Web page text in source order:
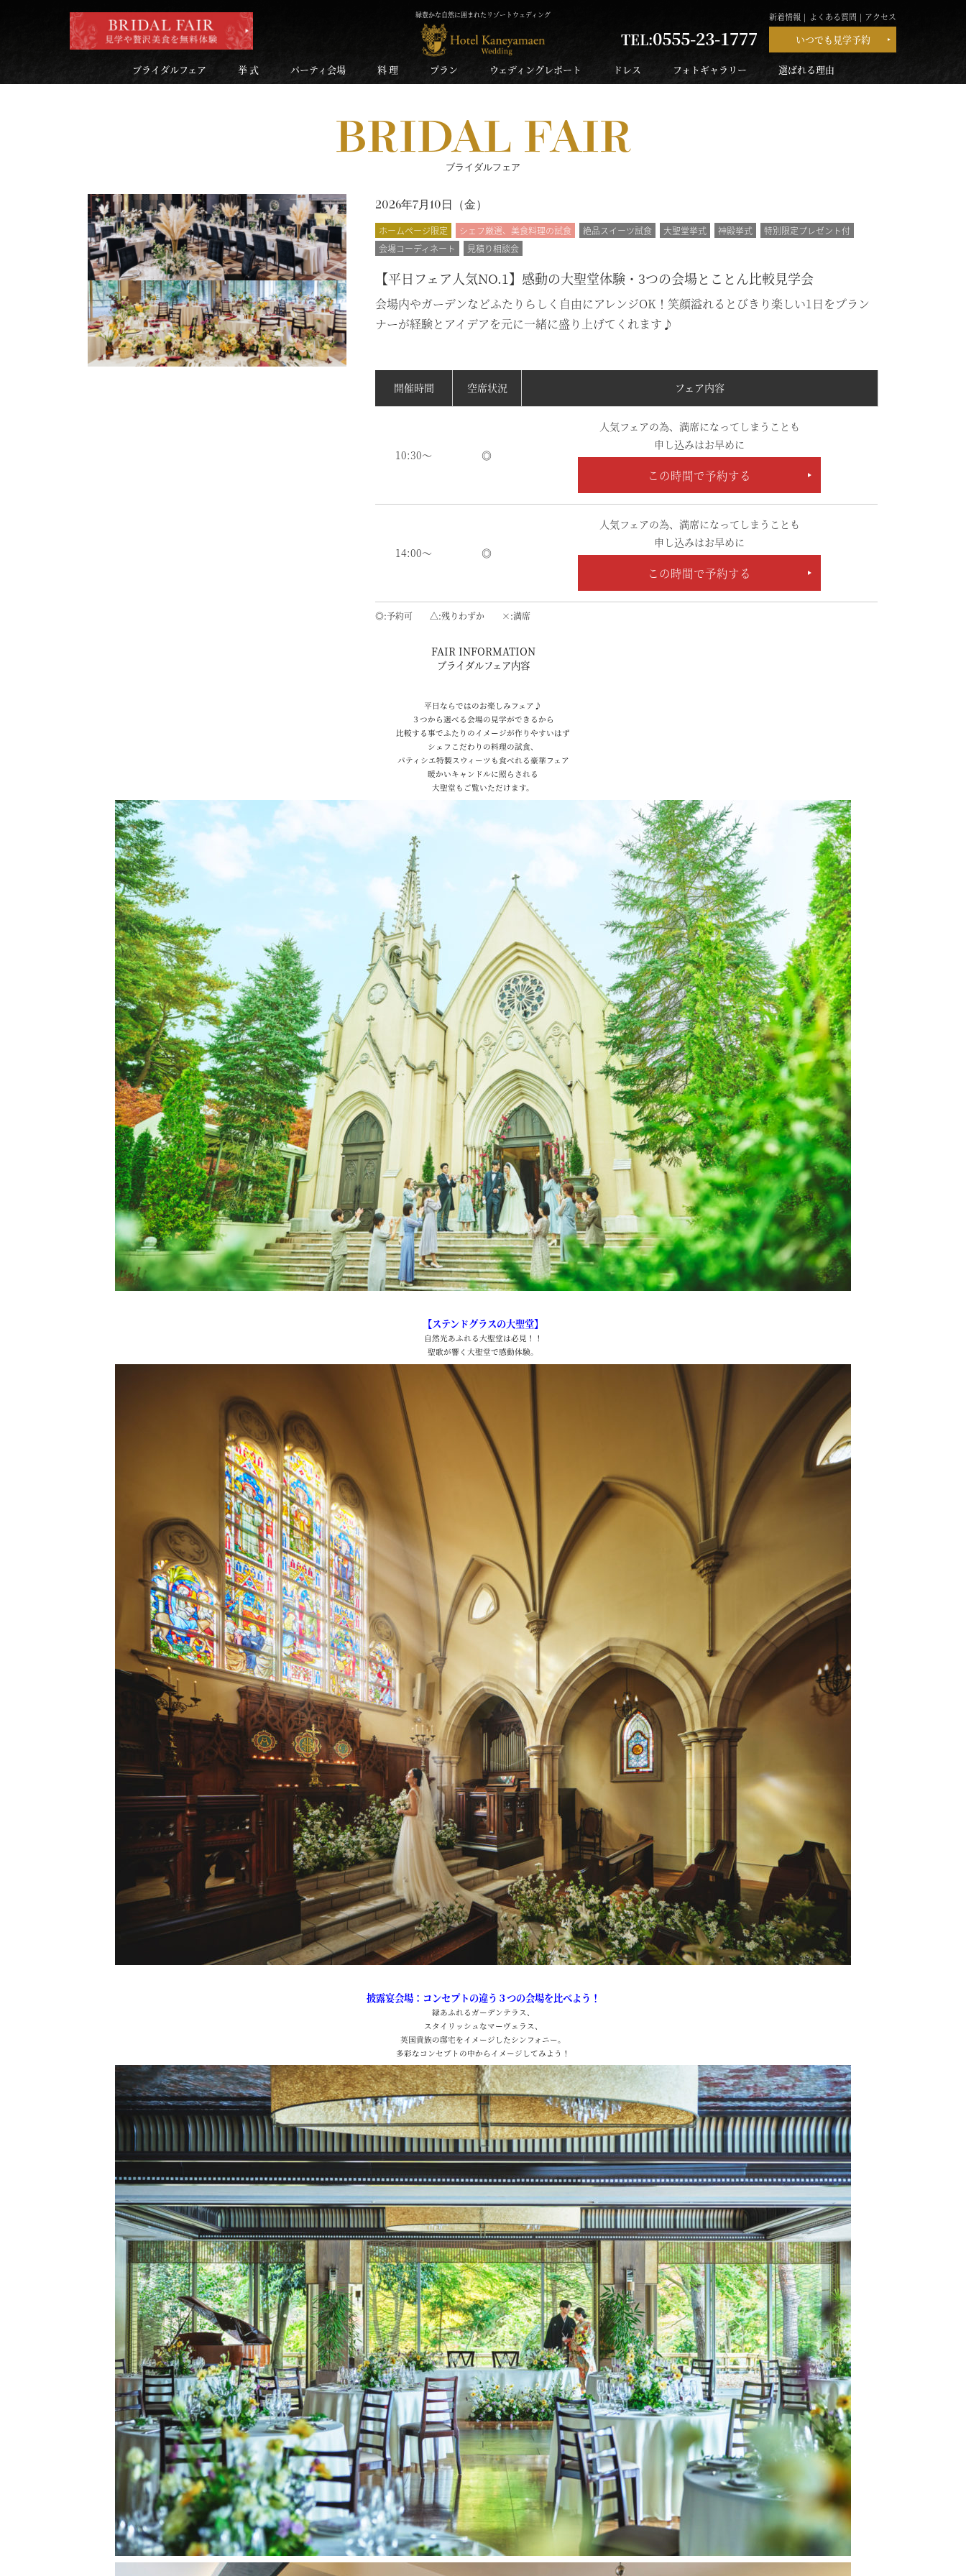
緑豊かな自然に囲まれたリゾートウェディング アクセス
よくある質問
新着情報
TEL:0555-23-1777 いつでも見学予約
ブライダルフェア 挙 式 パーティ会場 料 理 プラン ウェディングレポート ドレス フォトギャラリー 選ばれる理由
BRIDAL FAIR
ブライダルフェア
2026年7月10日（金）
ホームページ限定 シェフ厳選、美食料理の試食 絶品スイーツ試食 大聖堂挙式 神殿挙式
特別限定プレゼント付
会場コーディネート
見積り相談会
【平日フェア人気NO.1】感動の大聖堂体験・3つの会場とことん比較見学会
会場内やガーデンなどふたりらしく自由にアレンジOK！笑顔溢れるとびきり楽しい1日をプラン
ナーが経験とアイデアを元に一緒に盛り上げてくれます♪
開催時間 空席状況 フェア内容
10:30～ ◎
人気フェアの為、満席になってしまうことも
申し込みはお早めに
この時間で予約する
14:00～ ◎
人気フェアの為、満席になってしまうことも
申し込みはお早めに
この時間で予約する
◎ 予約可 △ 残りわずか × 満席
FAIR INFORMATION
ブライダルフェア内容
平日ならではのお楽しみフェア♪
３つから選べる会場の見学ができるから
比較する事でふたりのイメージが作りやすいはず
シェフこだわりの料理の試食、
パティシエ特製スウィーツも食べれる豪華フェア
暖かいキャンドルに照らされる
大聖堂もご覧いただけます。
【ステンドグラスの大聖堂】
自然光あふれる大聖堂は必見！！
聖歌が響く大聖堂で感動体験。
披露宴会場：コンセプトの違う３つの会場を比べよう！
緑あふれるガーデンテラス、
スタイリッシュなマーヴェラス、
英国貴族の邸宅をイメージしたシンフォニー。
多彩なコンセプトの中からイメージしてみよう！